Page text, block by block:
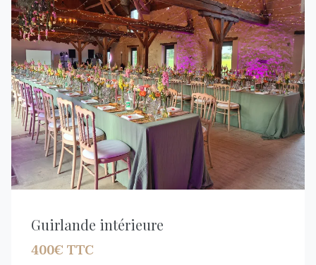
Guirlande intérieure
400€ TTC